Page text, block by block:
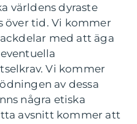
världens dyraste
över tid. Vi kommer
med att äga
Vi kommer
av dessa
några etiska
avsnitt kommer att